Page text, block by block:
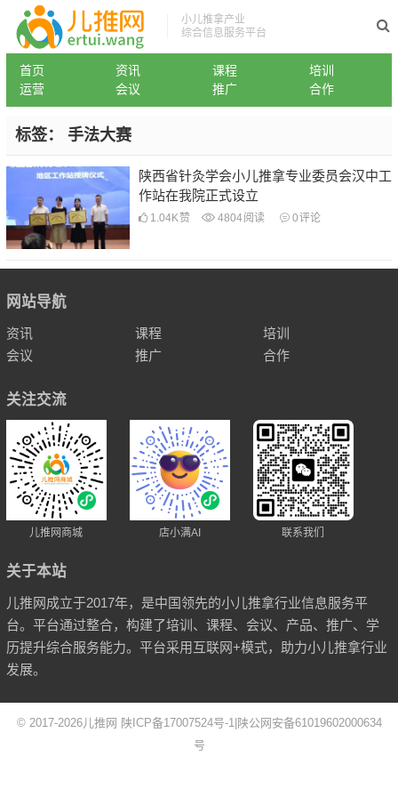
小儿推拿产业
综合信息服务平台
首页 资讯 课程
培训
运营
会议 推广 合作
标签： 手法大赛
陕西省针灸学会小儿推拿专业委员会汉中工
作站在我院正式设立
1.04K赞 4804阅读 0评论
网站导航
资讯 课程
培训
会议
推广 合作
关注交流
儿推网商城 店小满AI 联系我们
关于本站
儿推网成立于2017年，是中国领先的小儿推拿行业信息服务平
台。平台通过整合，构建了培训、课程、会议、产品、推广、学
历提升综合服务能力。平台采用互联网+模式，助力小儿推拿行业
发展。
© 2017-2026儿推网 陕ICP备17007524号-1 |陕公网安备61019602000634
号